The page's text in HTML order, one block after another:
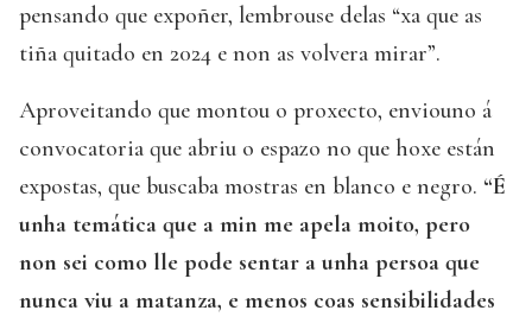
pensando que expoñer, lembrouse delas “xa que as
tiña quitado en 2024 e non as volvera mirar”.
Aproveitando que montou o proxecto, enviouno á
convocatoria que abriu o espazo no que hoxe están
expostas, que buscaba mostras en blanco e negro. “É
unha temática que a min me apela moito, pero
non sei como lle pode sentar a unha persoa que
nunca viu a matanza, e menos coas sensibilidades